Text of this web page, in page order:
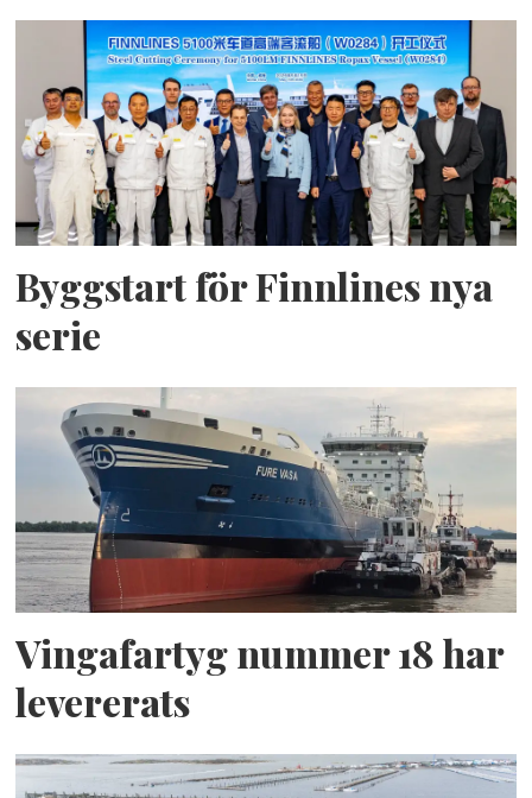
Byggstart för Finnlines nya
serie
Vingafartyg nummer 18 har
levererats